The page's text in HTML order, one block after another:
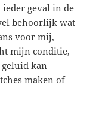
geval in de
behoorlijk wat
voor mij,
mijn conditie,
kan
maken of